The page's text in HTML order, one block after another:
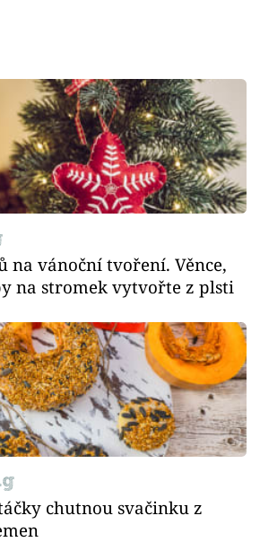
na vánoční tvoření. Věnce,
na stromek vytvořte z plsti
chutnou svačinku z